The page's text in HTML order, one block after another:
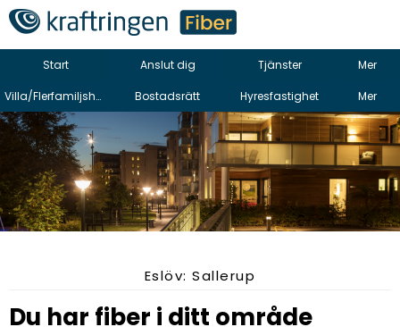
Start Anslut dig Tjänster Mer
Villa/Flerfamiljshus Bostadsrätt Hyresfastighet Mer
Eslöv: Sallerup
Du har fiber i ditt område